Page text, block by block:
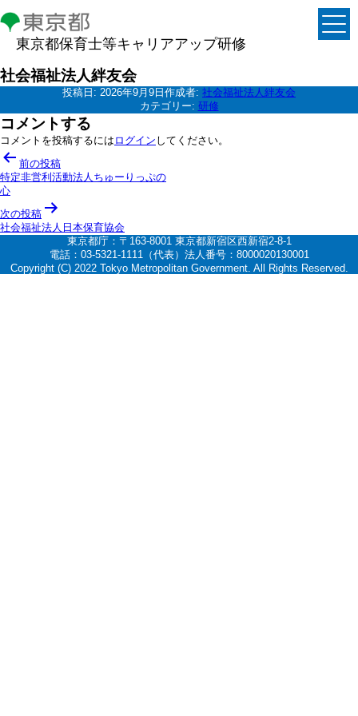
東京都保育士等キャリアアップ研修
社会福祉法人絆友会
投稿日: 2026年9月9日 作成者: 社会福祉法人絆友会
カテゴリー: 研修
コメントする
コメントを投稿するには ログイン してください。
投
稿
ナ
ビ
ゲ
ー
前の投稿
特定非営利活動法人ちゅーりっぷの
心
次の投稿
社会福祉法人日本保育協会
東京都庁：〒163-8001 東京都新宿区西新宿2-8-1
電話：03-5321-1111（代表）法人番号：8000020130001
Copyright (C) 2022 Tokyo Metropolitan Government. All Rights Reserved.